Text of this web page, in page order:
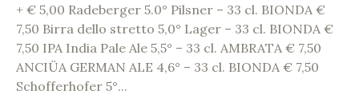
+ € 5,00 Radeberger 5.0° Pilsner – 33 cl. BIONDA €
7,50 Birra dello stretto 5,0° Lager – 33 cl. BIONDA €
7,50 IPA India Pale Ale 5,5° – 33 cl. AMBRATA € 7,50
ANCIÜA GERMAN ALE 4,6° – 33 cl. BIONDA € 7,50
Schofferhofer 5°...